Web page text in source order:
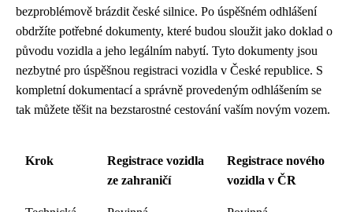
bezproblémově brázdit české silnice. Po úspěšném odhlášení
obdržíte potřebné dokumenty, které budou sloužit jako doklad o
původu vozidla a jeho legálním nabytí. Tyto dokumenty jsou
nezbytné pro úspěšnou registraci vozidla v České republice. S
kompletní dokumentací a správně provedeným odhlášením se
tak můžete těšit na bezstarostné cestování vaším novým vozem.
Krok
Registrace vozidla
ze zahraničí
Registrace nového
vozidla v ČR